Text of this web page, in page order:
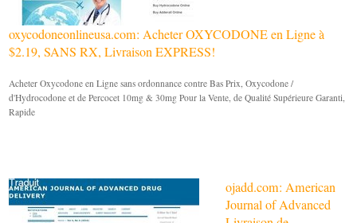
oxycodoneonlineusa.com: Acheter OXYCODONE en Ligne à
$2.19, SANS RX, Livraison EXPRESS!
Acheter Oxycodone en Ligne sans ordonnance contre Bas Prix, Oxycodone /
d'Hydrocodone et de Percocet 10mg & 30mg Pour la Vente, de Qualité Supérieure Garanti,
Rapide
ojadd.com: American
Journal of Advanced